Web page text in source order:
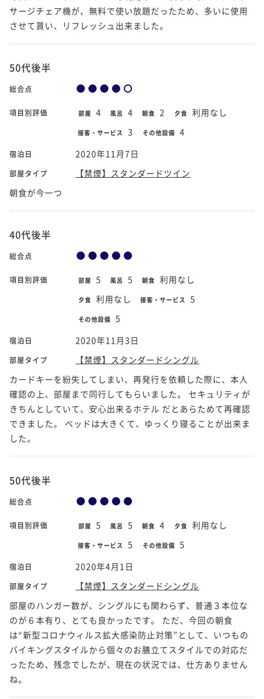
サージチェア機が、無料で使い放題だったため、多いに使用
させて貰い、リフレッシュ出来ました。
50代後半
総合点
項目別評価 部屋 4 風呂 4 朝食 2 夕食 利用なし
接客・サービス 3 その他設備 4
宿泊日 2020年11月7日
部屋タイプ
【禁煙】スタンダードツイン
朝食が今一つ
40代後半
総合点
項目別評価 部屋 5 風呂 5 朝食 利用なし
夕食 利用なし 接客・サービス 5
その他設備 5
宿泊日 2020年11月3日
部屋タイプ
【禁煙】スタンダードシングル
カードキーを紛失してしまい、再発行を依頼した際に、本人
確認の上、部屋まで同行してもらいました。 セキュリティが
きちんとしていて、安心出来るホテル だとあらためて再確認
できました。 ベッドは大きくて、ゆっくり寝ることが出来ま
した。
50代後半
総合点
項目別評価 部屋 5 風呂 5 朝食 4 夕食 利用なし
接客・サービス 5 その他設備 5
宿泊日 2020年4月1日
部屋タイプ
【禁煙】スタンダードシングル
部屋のハンガー数が、シングルにも関わらず、普通３本位な
のが６本有り、とても良かったです。 ただ、今回の朝食
は“新型コロナウィルス拡大感染防止対策”として、いつもの
バイキングスタイルから個々のお膳立てスタイルでの対応だ
ったため、残念でしたが、現在の状況では、仕方ありません
ね。